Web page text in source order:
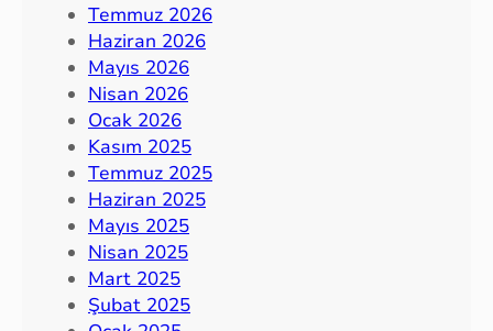
Temmuz 2026
Haziran 2026
Mayıs 2026
Nisan 2026
Ocak 2026
Kasım 2025
Temmuz 2025
Haziran 2025
Mayıs 2025
Nisan 2025
Mart 2025
Şubat 2025